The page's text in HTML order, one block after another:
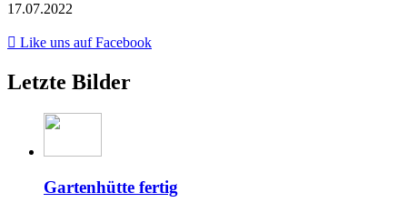
17.07.2022
Like uns auf Facebook
Letzte Bilder
Gartenhütte fertig